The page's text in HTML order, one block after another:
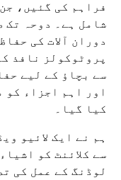
فراہم کی گئیں،
شامل ہے۔ دوحہ تک
دوران آلات کی
پروٹوکولز نافذ
سے بچاؤ کے لیے
اور اہم اجزاء
کیا گیا۔
ہم نے ایک لائیو
سے کلائنٹ کو
لوڈنگ کے عمل کی